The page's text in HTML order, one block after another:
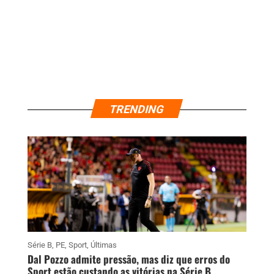
TRENDING
Série B, PE, Sport, Últimas
Dal Pozzo admite pressão, mas diz que erros do